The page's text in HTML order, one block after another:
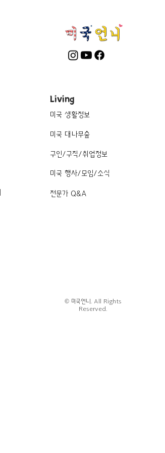
Living
미국 생활정보
미국 대나무숲
구인/구직/취업정보
미국 행사/모임/소식
전문가 Q&A
© 미국언니. All Rights
Reserved.